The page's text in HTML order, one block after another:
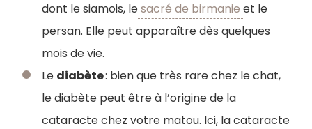
dont le siamois, lesacré de birmanie et le
persan. Elle peut apparaître dès quelques
mois de vie.
Le diabète: bien que très rare chez le chat,
le diabète peut être à l’origine de la
cataracte chez votre matou. Ici, la cataracte